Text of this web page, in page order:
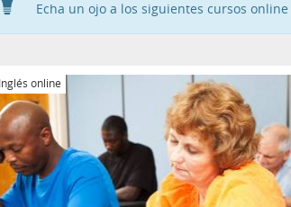
Echa un ojo a los siguientes cursos online
Inglés online